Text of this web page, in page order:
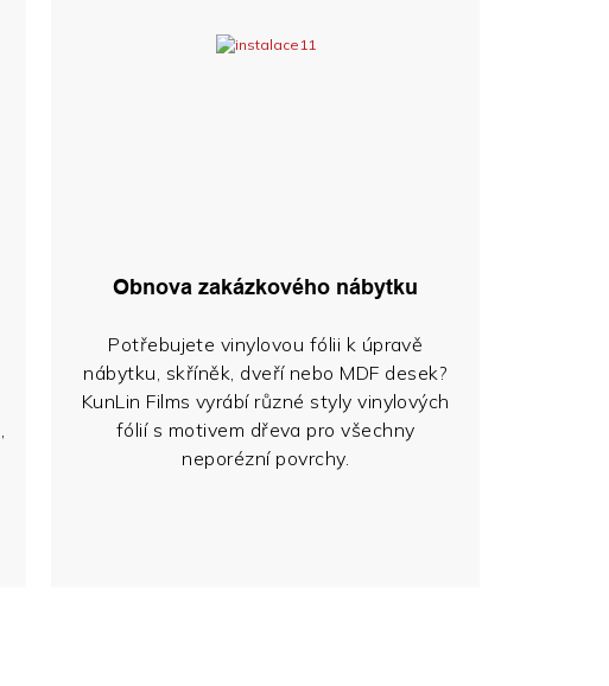
Obnova zakázkového nábytku
Potřebujete vinylovou fólii k úpravě
nábytku, skříněk, dveří nebo MDF desek?
KunLin Films vyrábí různé styly vinylových
fólií s motivem dřeva pro všechny
neporézní povrchy.